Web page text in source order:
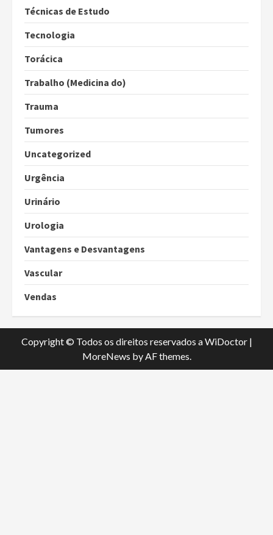
Técnicas de Estudo
Tecnologia
Torácica
Trabalho (Medicina do)
Trauma
Tumores
Uncategorized
Urgência
Urinário
Urologia
Vantagens e Desvantagens
Vascular
Vendas
Copyright © Todos os direitos reservados a WiDoctor |
MoreNews by AF themes.